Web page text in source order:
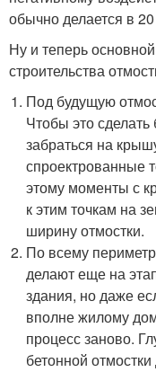
обычно делается в
Ну и теперь
строительства
Под будущую
Чтобы это
забраться на
спроектрованные
этому моменты с
к этим точкам на
ширину отмостки.
По всему
делают еще на
здания, но даже
вполне жилому
процесс заново.
бетонной